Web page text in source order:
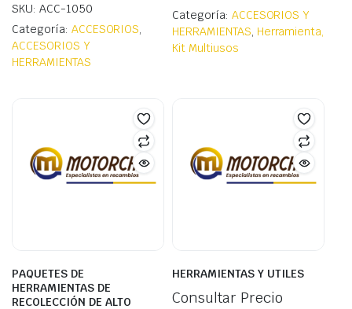
SKU: ACC-1050
Categoría: ACCESORIOS,
ACCESORIOS Y
HERRAMIENTAS
Categoría: ACCESORIOS Y
HERRAMIENTAS, Herramienta,
Kit Multiusos
PAQUETES DE
HERRAMIENTAS DE
RECOLECCIÓN DE ALTO
HERRAMIENTAS Y UTILES
Consultar Precio